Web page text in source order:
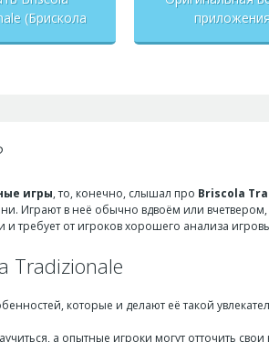
(Брискола
игры, то, конечно, слышал про Briscola
Играют в неё обычно вдвоём или
требует от игроков хорошего анализа
Tradizionale
которые и делают её такой
а опытные игроки могут отточить свои